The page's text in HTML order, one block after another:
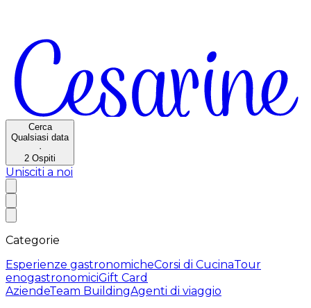
Cerca
Qualsiasi data
·
2 Ospiti
Unisciti a noi
Categorie
Esperienze gastronomicheCorsi di CucinaTour
enogastronomiciGift Card
AziendeTeam BuildingAgenti di viaggio